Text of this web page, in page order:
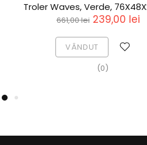
Troler Waves, Verde,
661,00 lei 239,00 lei
VÂNDUT
(0)